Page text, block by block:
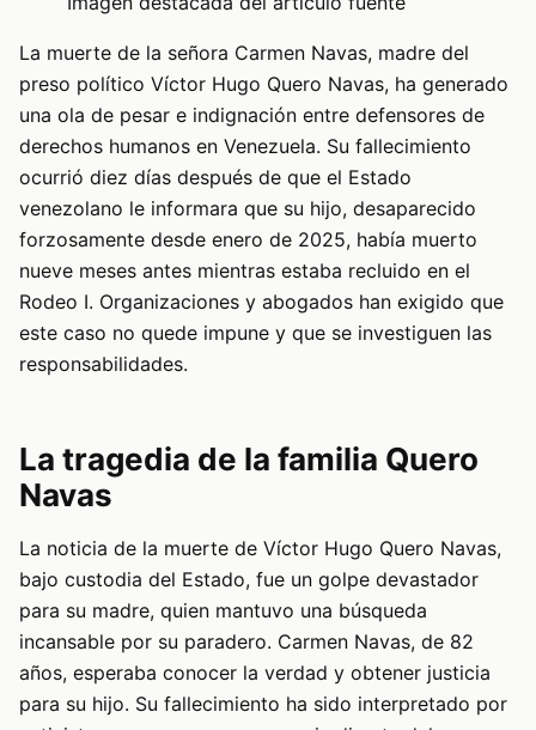
La muerte de la señora Carmen Navas, madre del
preso político Víctor Hugo Quero Navas, ha generado
una ola de pesar e indignación entre defensores de
derechos humanos en Venezuela. Su fallecimiento
ocurrió diez días después de que el Estado
venezolano le informara que su hijo, desaparecido
forzosamente desde enero de 2025, había muerto
nueve meses antes mientras estaba recluido en el
Rodeo I. Organizaciones y abogados han exigido que
este caso no quede impune y que se investiguen las
responsabilidades.
La tragedia de la familia Quero
Navas
La noticia de la muerte de Víctor Hugo Quero Navas,
bajo custodia del Estado, fue un golpe devastador
para su madre, quien mantuvo una búsqueda
incansable por su paradero. Carmen Navas, de 82
años, esperaba conocer la verdad y obtener justicia
para su hijo. Su fallecimiento ha sido interpretado por